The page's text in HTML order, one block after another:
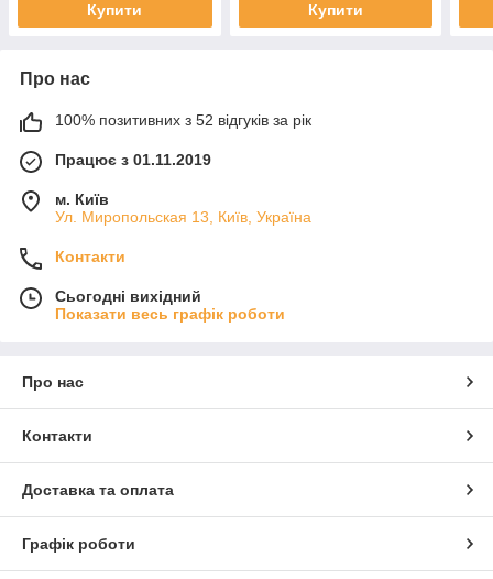
Купити Купити
Про нас
100% позитивних з 52 відгуків за рік
Працює з 01.11.2019
м. Київ
Ул. Миропольская 13, Київ, Україна
Контакти
Сьогодні вихідний
Показати весь графік роботи
Про нас
Контакти
Доставка та оплата
Графік роботи